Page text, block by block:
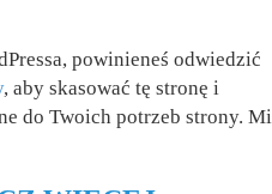
powinieneś odwiedzić
, aby skasować tę stronę i
do Twoich potrzeb strony.